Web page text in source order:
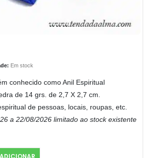
Em stock
conhecido como Anil Espiritual
de 14 grs. de 2,7 X 2,7 cm.
de pessoas, locais, roupas, etc.
a 22/08/2026 limitado ao stock existente
ADICIONAR